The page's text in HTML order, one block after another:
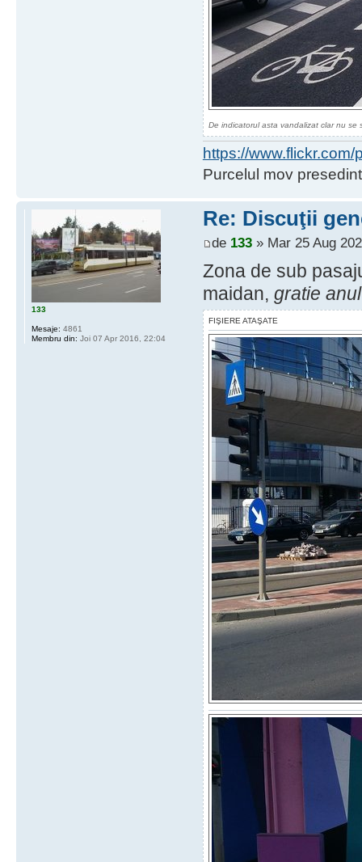
De indicatorul asta vandalizat clar nu se
https://
Purcelul mov
Re: Discuţii
de 133» Mar 25 Aug
Zona de sub
maidan, gratie
FIŞIERE ATAŞATE
133
Mesaje: 4861
Membru din: Joi 07 Apr 2016, 22:04